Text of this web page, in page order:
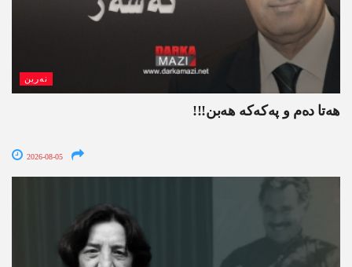
نەرین
ھەتا دەم و پەکەکە ھەبن!!!
2026-08-05